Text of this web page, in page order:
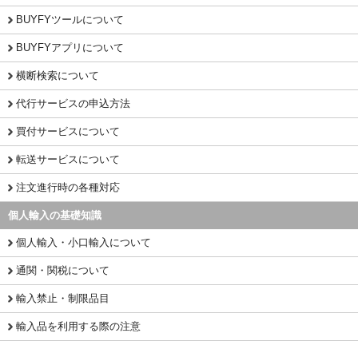
BUYFYツールについて
BUYFYアプリについて
横断検索について
代行サービスの申込方法
買付サービスについて
転送サービスについて
注文進行時の各種対応
個人輸入の基礎知識
個人輸入・小口輸入について
通関・関税について
輸入禁止・制限品目
輸入品を利用する際の注意